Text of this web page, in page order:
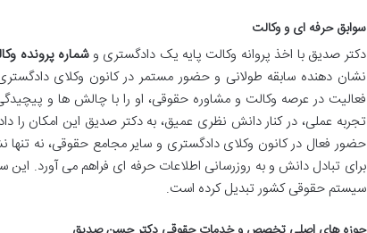
سوابق حرفه ای و وکالت
دکتر صدیق با اخذ پروانه وکالت پایه یک دادگستری وشماره پرونده
نشان دهنده سابقه طولانی و حضور مستمر در کانون وکلای
فعالیت در عرصه وکالت و مشاوره حقوقی، او را با چالش ها و
تجربه عملی، در کنار دانش نظری عمیق، به دکتر صدیق این امکان را
حضور فعال در کانون وکلای دادگستری و سایر مجامع حقوقی، نه
برای تبادل دانش و به روزرسانی اطلاعات حرفه ای فراهم می آورد. این
سیستم حقوقی کشور تبدیل کرده است.